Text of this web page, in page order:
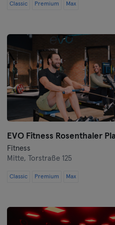
Classic Premium Max
EVO Fitness Rosenthaler
Fitness
Mitte,
Torstraße 125
Classic Premium Max